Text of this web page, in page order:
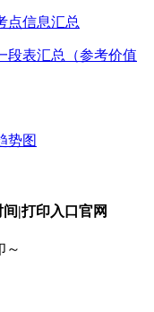
点信息汇总
段表汇总（参考价值
势图
|打印入口官网
～